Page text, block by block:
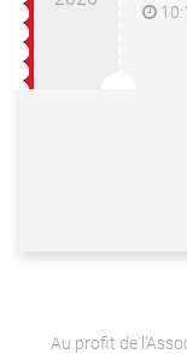
Au profit de